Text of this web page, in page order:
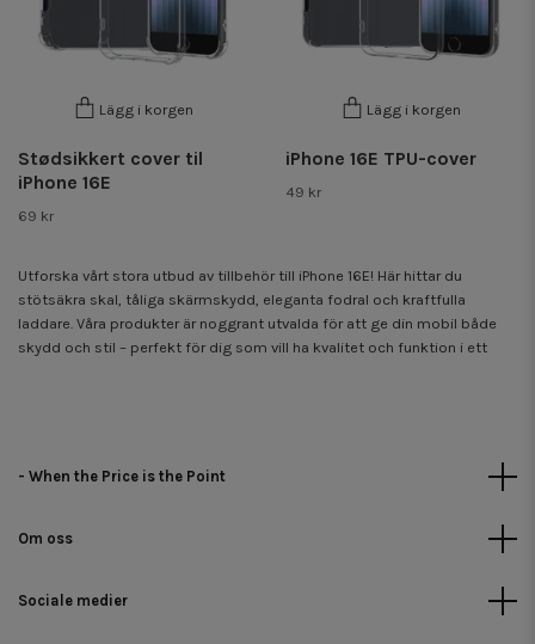
Lägg i korgen
Stødsikkert cover til
iPhone 16E
69 kr
Lägg i korgen
iPhone 16E TPU-cover
49 kr
Utforska vårt stora utbud av tillbehör till iPhone 16E! Här hittar du
stötsäkra skal, tåliga skärmskydd, eleganta fodral och kraftfulla
laddare. Våra produkter är noggrant utvalda för att ge din mobil både
skydd och stil – perfekt för dig som vill ha kvalitet och funktion i ett
- When the Price is the Point
Om oss
Sociale medier